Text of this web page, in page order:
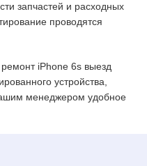
запчастей и расходных
проводятся
iPhone 6s выезд
устройства,
менеджером удобное